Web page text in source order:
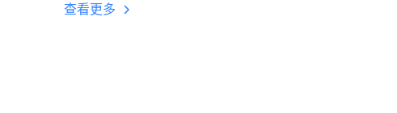
查看更多